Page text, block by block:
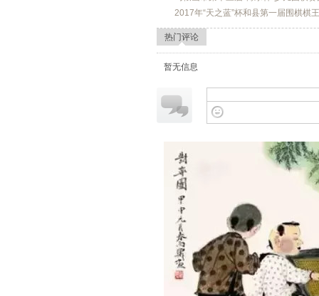
2017年“天之蓝”杯和县第一届围棋棋
热门评论
暂无信息